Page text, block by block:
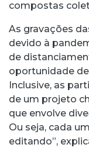
compostas
As gravações
devido à
de
oportunidade
Inclusive, as
de um projeto
que envolve
Ou seja, cada
editando”,